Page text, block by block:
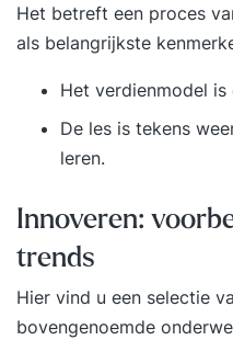
Het betreft een proces
als belangrijkste
Het verdienmodel
De les is tekens
leren.
Innoveren:
trends
Hier vind u een selectie
bovengenoemde